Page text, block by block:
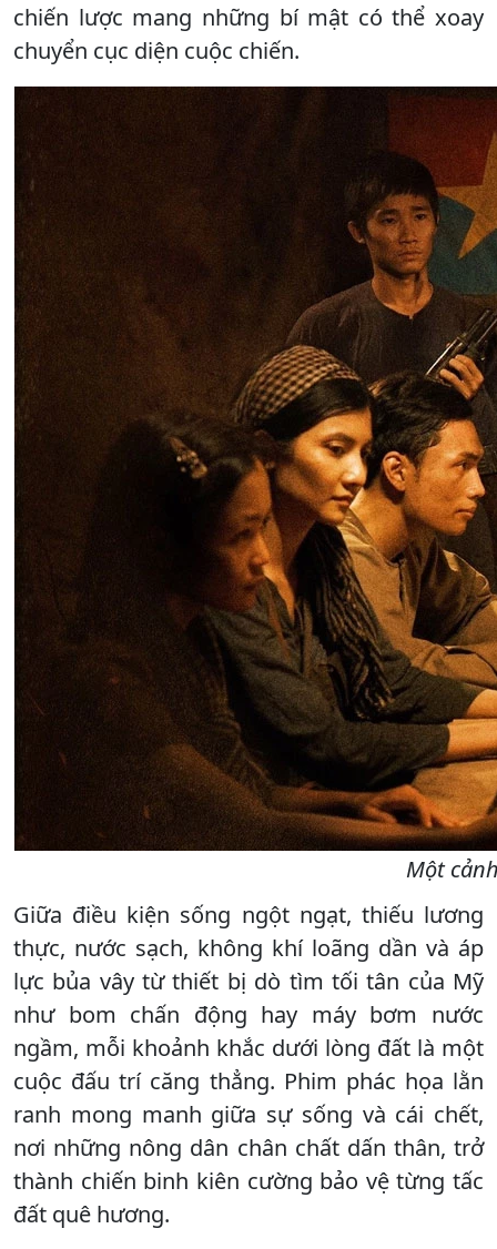
chiến lược mang những bí mật có thể xoay
chuyển cục diện cuộc chiến.
Một
Giữa điều kiện sống ngột ngạt, thiếu lương
thực, nước sạch, không khí loãng dần và áp
lực bủa vây từ thiết bị dò tìm tối tân của Mỹ
như bom chấn động hay máy bơm nước
ngầm, mỗi khoảnh khắc dưới lòng đất là một
cuộc đấu trí căng thẳng. Phim phác họa lằn
ranh mong manh giữa sự sống và cái chết,
nơi những nông dân chân chất dấn thân, trở
thành chiến binh kiên cường bảo vệ từng tấc
đất quê hương.